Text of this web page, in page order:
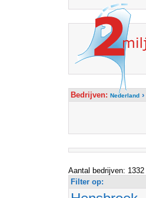
Bedrijven: Nederland›
Aantal bedrijven: 1332
Filter op: